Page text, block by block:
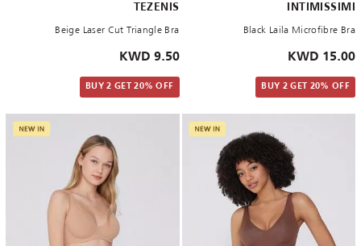
INTIMISSIMI
Black Laila Microfibre Bra
15.00 KWD
BUY 2 GET 20% OFF
TEZENIS
Beige Laser Cut Triangle Bra
9.50 KWD
BUY 2 GET 20% OFF